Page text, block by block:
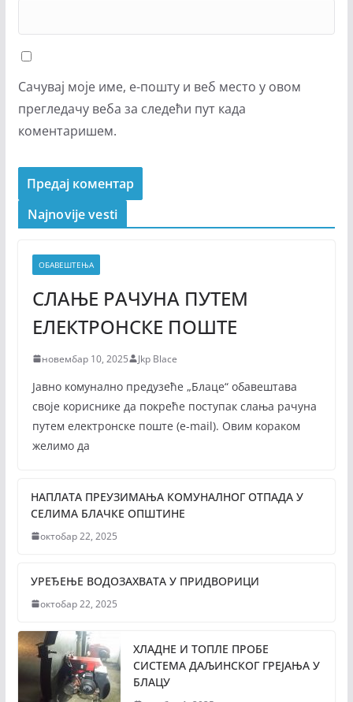
Сачувај моје име, е-пошту и веб место у овом
прегледачу веба за следећи пут када
коментаришем.
Najnovije vesti
ОБАВЕШТЕЊА
СЛАЊЕ РАЧУНА ПУТЕМ
ЕЛЕКТРОНСКЕ ПОШТЕ
новембар 10, 2025 Jkp Blace
Јавно комунално предузеће „Блаце“ обавештава
своје кориснике да покреће поступак слања рачуна
путем електронске поште (е-mail). Овим кораком
желимо да
НАПЛАТА ПРЕУЗИМАЊА КОМУНАЛНОГ ОТПАДА У
СЕЛИМА БЛАЧКЕ ОПШТИНЕ
октобар 22, 2025
УРЕЂЕЊЕ ВОДОЗАХВАТА У ПРИДВОРИЦИ
октобар 22, 2025
ХЛАДНЕ И ТОПЛЕ ПРОБЕ
СИСТЕМА ДАЉИНСКОГ ГРЕЈАЊА У
БЛАЦУ